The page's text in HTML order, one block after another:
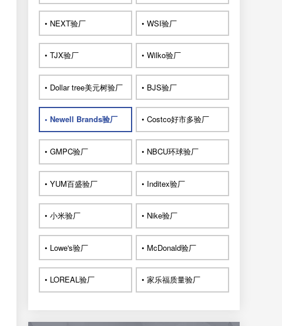
• NEXT验厂 • WSI验厂
• TJX验厂 • Wilko验厂
• Dollar tree美元树验厂 • BJS验厂
• Newell Brands验厂 • Costco好市多验厂
• GMPC验厂 • NBCU环球验厂
• YUM百盛验厂 • Inditex验厂
• 小米验厂 • Nike验厂
• Lowe's验厂 • McDonald验厂
• LOREAL验厂 • 家乐福质量验厂